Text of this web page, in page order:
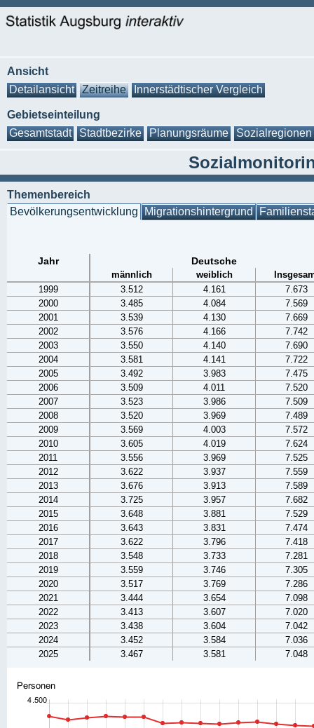
Ansicht
Detailansicht
Zeitreihe Innerstädtischer Vergleich
Gebietseinteilung
Gesamtstadt
Stadtbezirke Planungsräume Sozialregionen
Themenbereich
Bevölkerungsentwicklung Migrationshintergrund
Jahr Deutsche
männlich weiblich
1999
3.512 4.161
7.673
2000
3.485 4.084
7.569
2001
3.539 4.130
7.669
2002
3.576 4.166
7.742
2003
3.550 4.140
7.690
2004
3.581 4.141
7.722
2005
3.492 3.983
7.475
2006
3.509 4.011
7.520
2007
3.523 3.986
7.509
2008
3.520 3.969
7.489
2009
3.569 4.003
7.572
2010
3.605 4.019
7.624
2011
3.556 3.969
7.525
2012
3.622 3.937
7.559
2013
3.676 3.913
7.589
2014
3.725 3.957
7.682
2015
3.648 3.881
7.529
2016
3.643 3.831
7.474
2017
3.622 3.796
7.418
2018
3.548 3.733
7.281
2019
3.559 3.746
7.305
2020
3.517 3.769
7.286
2021
3.444 3.654
7.098
2022
3.413 3.607
7.020
2023
3.438 3.604
7.042
2024
3.452 3.584
7.036
2025
3.467 3.581 7.048